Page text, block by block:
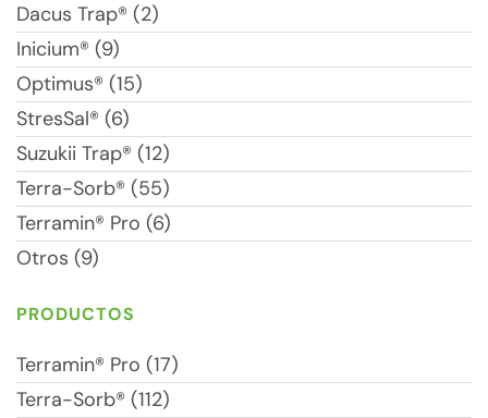
Dacus Trap® (2)
Inicium® (9)
Optimus® (15)
StresSal® (6)
Suzukii Trap® (12)
Terra-Sorb® (55)
Terramin® Pro (6)
Otros (9)
PRODUCTOS
Terramin® Pro (17)
Terra-Sorb® (112)